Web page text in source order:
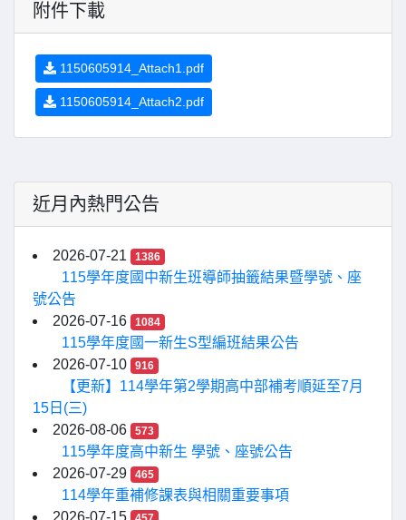
附件下載
1150605914_Attach1.pdf
1150605914_Attach2.pdf
近月內熱門公告
2026-07-21 1386
115學年度國中新生班導師抽籤結果暨學號、座
號公告
2026-07-16
1084
115學年度國一新生S型編班結果公告
2026-07-10
916
【更新】114學年第2學期高中部補考順延至7月
15日(三)
2026-08-06
573
115學年度高中新生 學號、座號公告
2026-07-29
465
114學年重補修課表與相關重要事項
2026-07-15